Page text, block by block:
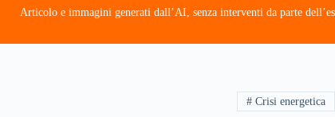
Articolo e immagini generati dall’AI, senza interventi da parte
# Crisi energetica